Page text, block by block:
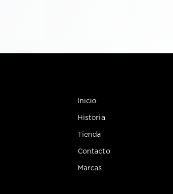
Inicio
Historia
Tienda
Contacto
Marcas